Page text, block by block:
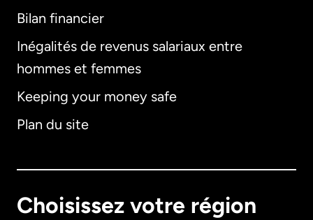
Bilan financier
Inégalités de revenus salariaux entre
hommes et femmes
Keeping your money safe
Plan du site
Choisissez votre région
International
Allemagne